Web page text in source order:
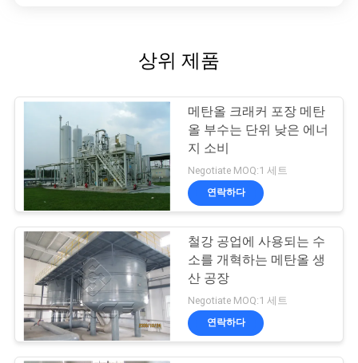
상위 제품
메탄올 크래커 포장 메탄
올 부수는 단위 낮은 에너
지 소비
Negotiate MOQ:1 세트
연락하다
철강 공업에 사용되는 수
소를 개혁하는 메탄올 생
산 공장
Negotiate MOQ:1 세트
연락하다